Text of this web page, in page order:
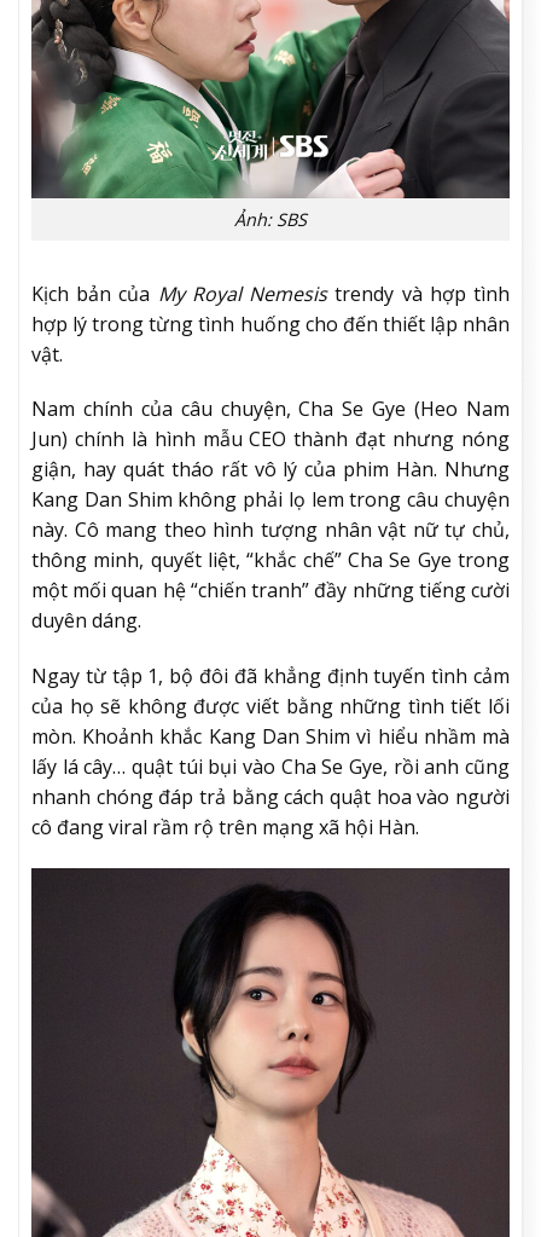
Ảnh: SBS
Kịch bản của My Royal Nemesistrendy và hợp tình
hợp lý trong từng tình huống cho đến thiết lập nhân
vật.
Nam chính của câu chuyện, Cha Se Gye (Heo Nam
Jun) chính là hình mẫu CEO thành đạt nhưng nóng
giận, hay quát tháo rất vô lý của phim Hàn. Nhưng
Kang Dan Shim không phải lọ lem trong câu chuyện
này. Cô mang theo hình tượng nhân vật nữ tự chủ,
thông minh, quyết liệt, “khắc chế” Cha Se Gye trong
một mối quan hệ “chiến tranh” đầy những tiếng cười
duyên dáng.
Ngay từ tập 1, bộ đôi đã khẳng định tuyến tình cảm
của họ sẽ không được viết bằng những tình tiết lối
mòn. Khoảnh khắc Kang Dan Shim vì hiểu nhầm mà
lấy lá cây… quật túi bụi vào Cha Se Gye, rồi anh cũng
nhanh chóng đáp trả bằng cách quật hoa vào người
cô đang viral rầm rộ trên mạng xã hội Hàn.